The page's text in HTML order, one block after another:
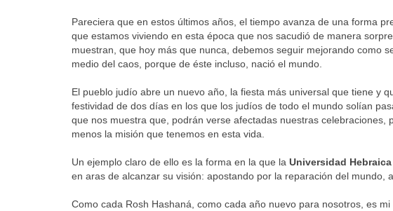
Pareciera que en estos últimos años, el tiempo avanza de una forma
que estamos viviendo en esta época que nos sacudió de manera
muestran, que hoy más que nunca, debemos seguir mejorando como
medio del caos, porque de éste incluso, nació el mundo.
El pueblo judío abre un nuevo año, la fiesta más universal que tiene y
festividad de dos días en los que los judíos de todo el mundo solían
que nos muestra que, podrán verse afectadas nuestras
menos la misión que tenemos en esta vida.
Un ejemplo claro de ello es la forma en la que la Universidad Hebraica
en aras de alcanzar su visión: apostando por la reparación del mundo,
Como cada Rosh Hashaná, como cada año nuevo para nosotros, es